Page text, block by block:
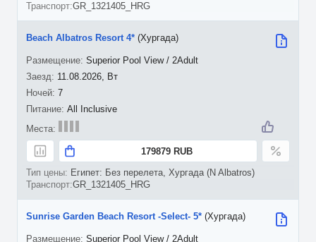
GR_1321405_HRG
11.08.2026, Вт
7
Beach Albatros Resort 4* (Хургада)
Superior Pool View / 2Adult
All Inclusive
179879 RUB
Египет: Без перелета, Хургада (N Albatros)
GR_1321405_HRG
Sunrise Garden Beach Resort -Select- 5* (Хургада)
Superior Pool View / 2Adult